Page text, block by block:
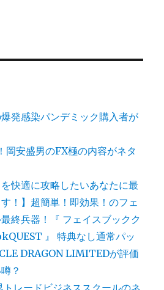
発感染パンデミック購入者が
岡安盛男のFX極の内容がネタ
を快適に攻略したいあなたに最
！】超簡単！即効果！のフェ
終兵器！『 フェイスブックク
』 特典なし通常パッ
DRAGON LIMITEDが評価
？